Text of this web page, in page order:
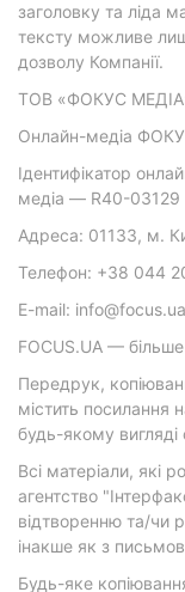
заголовку та ліда
тексту можливе
дозволу Компанії.
ТОВ «ФОКУС
Онлайн-медіа
Ідентифікатор
медіа — R40-03129
Адреса: 01133, м.
Телефон: +38 044
E-mail: info@focus.ua
FOCUS.UA —
Передрук,
містить посилання
будь-якому вигляді
Всі матеріали, які
агентство
відтворенню та/чи
інакше як з
Будь-яке